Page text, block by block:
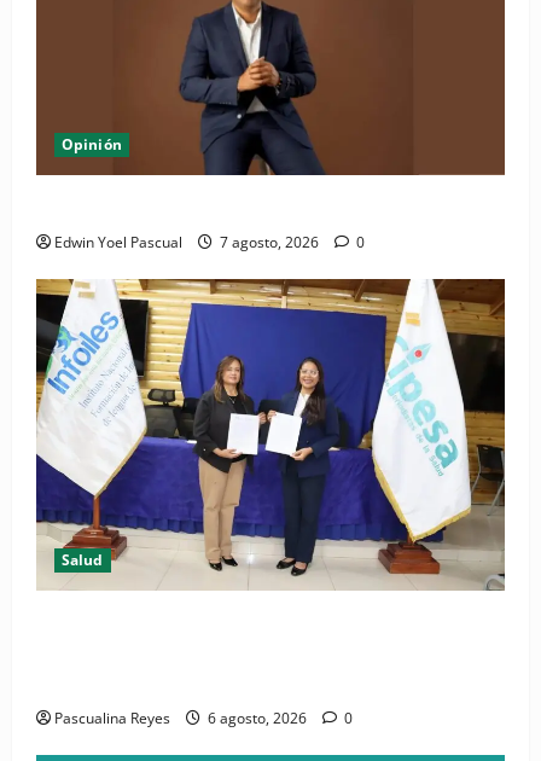
Opinión
Edwin Yoel Pascual 7 agosto, 2026 0
Salud
Pascualina Reyes 6 agosto, 2026 0